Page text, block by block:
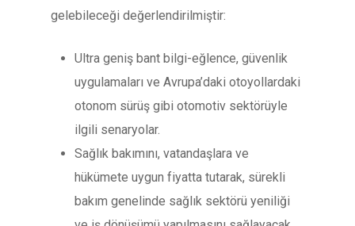
gelebileceği değerlendirilmiştir:
Ultra geniş bant bilgi-eğlence, güvenlik
uygulamaları ve Avrupa’daki otoyollardaki
otonom sürüş gibi otomotiv sektörüyle
ilgili senaryolar.
Sağlık bakımını, vatandaşlara ve
hükümete uygun fiyatta tutarak, sürekli
bakım genelinde sağlık sektörü yeniliği